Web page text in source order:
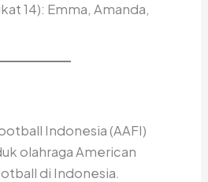
14): Emma, Amanda,
Indonesia (AAFI)
olahraga American
di Indonesia.